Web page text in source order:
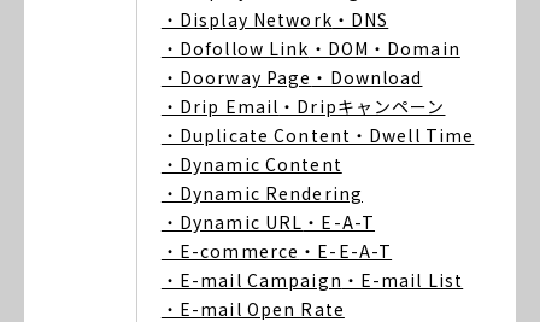
・Display Network ・DNS
・Dofollow Link ・DOM ・Domain
・Doorway Page ・Download
・Drip Email ・Dripキャンペーン
・Duplicate Content ・Dwell Time
・Dynamic Content
・Dynamic Rendering
・Dynamic URL ・E-A-T
・E-commerce ・E-E-A-T
・E-mail Campaign ・E-mail List
・E-mail Open Rate